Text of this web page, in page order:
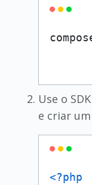
Use o
e criar
<?php